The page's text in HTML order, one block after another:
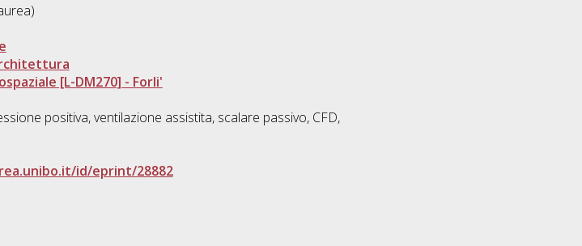
[L-DM270] - Forli'
positiva, ventilazione assistita, scalare passivo, CFD,
id/eprint/28882